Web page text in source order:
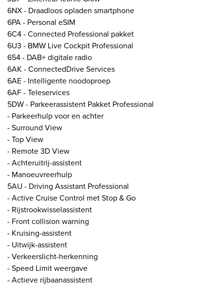
6NX - Draadloos opladen smartphone
6PA - Personal eSIM
6C4 - Connected Professional pakket
6U3 - BMW Live Cockpit Professional
654 - DAB+ digitale radio
6AK - ConnectedDrive Services
6AE - Intelligente noodoproep
6AF - Teleservices
5DW - Parkeerassistent Pakket Professional
- Parkeerhulp voor en achter
- Surround View
- Top View
- Remote 3D View
- Achteruitrij-assistent
- Manoeuvreerhulp
5AU - Driving Assistant Professional
- Active Cruise Control met Stop & Go
- Rijstrookwisselassistent
- Front collision warning
- Kruising-assistent
- Uitwijk-assistent
- Verkeerslicht-herkenning
- Speed Limit weergave
- Actieve rijbaanassistent